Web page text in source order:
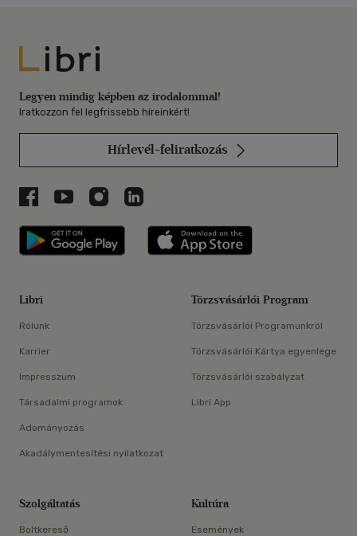
Libri
Legyen mindig képben az irodalommal!
Iratkozzon fel legfrissebb híreinkért!
Hírlevél-feliratkozás
Libri a Facebookon
Libri a Youtube-on
Libri az Instagramon
Libri a LinkedInen
Libri applikáció Szerezd meg: Google
Libri
Rólunk
Karrier
Impresszum
Társadalmi programok
Adományozás
Akadálymentesítési nyilatkozat
Törzsvásárlói Program
Törzsvásárlói Programunkról
Törzsvásárlói Kártya egyenlege
Törzsvásárlói szabályzat
Libri App
Szolgáltatás
Boltkereső
Kultúra
Események